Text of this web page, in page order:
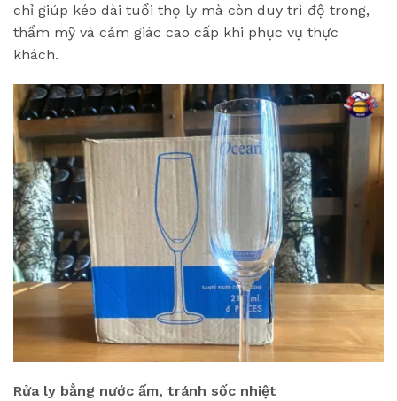
chỉ giúp kéo dài tuổi thọ ly mà còn duy trì độ trong,
thẩm mỹ và cảm giác cao cấp khi phục vụ thực
khách.
Rửa ly bằng nước ấm, tránh sốc nhiệt